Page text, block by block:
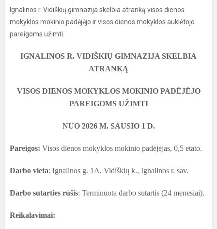
Ignalinos r. Vidiškių gimnazija skelbia atranką visos dienos
mokyklos mokinio padėjėjo ir visos dienos mokyklos auklėtojo
pareigoms užimti.
IGNALINOS R. VIDIŠKIŲ GIMNAZIJA SKELBIA
ATRANKĄ
VISOS DIENOS MOKYKLOS MOKINIO PADĖJĖJO
PAREIGOMS UŽIMTI
NUO 2026 M. SAUSIO 1 D.
Pareigos: Visos dienos mokyklos mokinio padėjėjas, 0,5 etato.
Darbo vieta: Ignalinos g. 1A, Vidiškių k., Ignalinos r. sav.
Darbo sutarties rūšis: Terminuota darbo sutartis (24 mėnesiai).
Reikalavimai: